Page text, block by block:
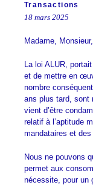
Transactions
18 mars 2025
Madame, Monsieur,
La loi ALUR,
et de mettre en
nombre
ans plus tard, sont
vient d’être
relatif à l’aptitude
mandataires et des
Nous ne pouvons
permet aux
nécessite, pour un